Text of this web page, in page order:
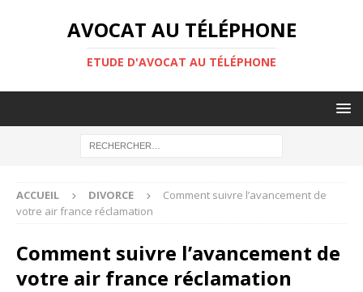
AVOCAT AU TÉLÉPHONE
ETUDE D'AVOCAT AU TÉLÉPHONE
ACCUEIL DIVORCE
Comment suivre l’avancement de
votre air france réclamation
Comment suivre l’avancement de
votre air france réclamation